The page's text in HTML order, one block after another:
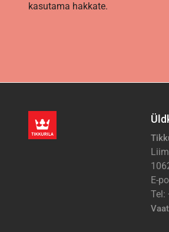
kasutama hakkate.
E-
Tel: